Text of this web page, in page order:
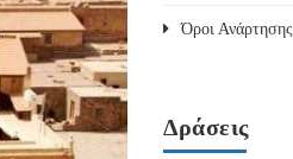
Όροι Ανάρτησης
Δράσεις